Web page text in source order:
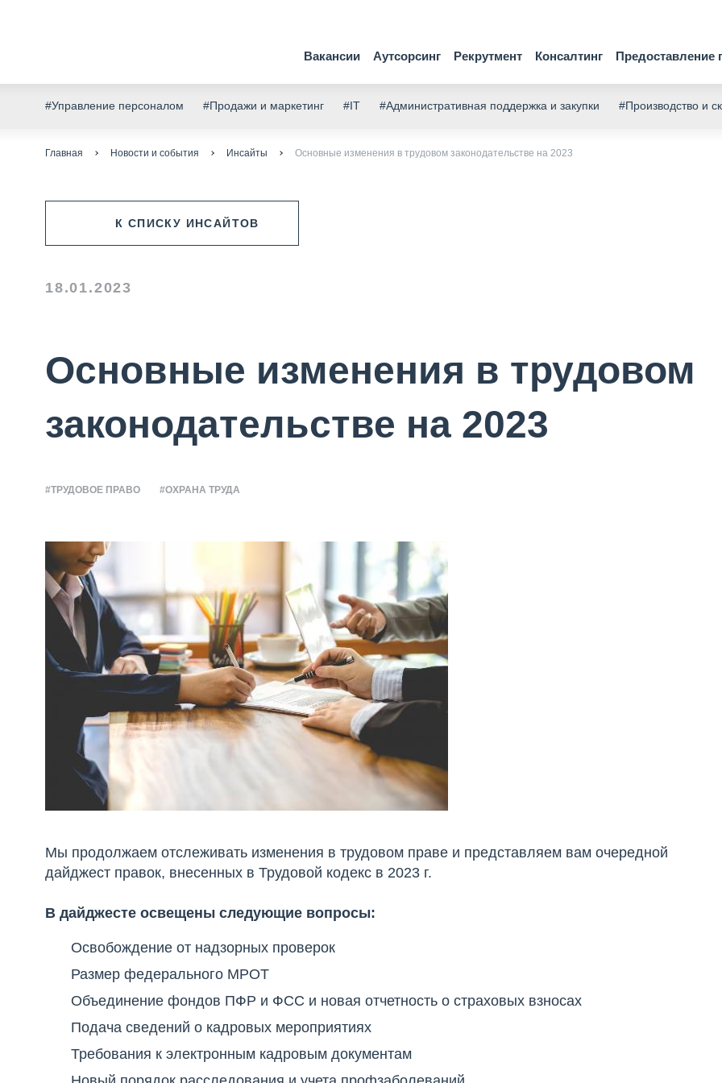
Вакансии Аутсорсинг Рекрутмент Консалтинг Предоставление
#Управление персоналом #Продажи и маркетинг #IT #Административная поддержка и закупки #Производство и
Главная Новости и события Инсайты Основные изменения в трудовом законодательстве на 2023
К СПИСКУ ИНСАЙТОВ
18.01.2023
Основные изменения в трудовом
законодательстве на 2023
#ТРУДОВОЕ ПРАВО #ОХРАНА ТРУДА
Мы продолжаем отслеживать изменения в трудовом праве и представляем вам очередной
дайджест правок, внесенных в Трудовой кодекс в 2023 г.
В дайджесте освещены следующие вопросы:
Освобождение от надзорных проверок
Размер федерального МРОТ
Объединение фондов ПФР и ФСС и новая отчетность о страховых взносах
Подача сведений о кадровых мероприятиях
Требования к электронным кадровым документам